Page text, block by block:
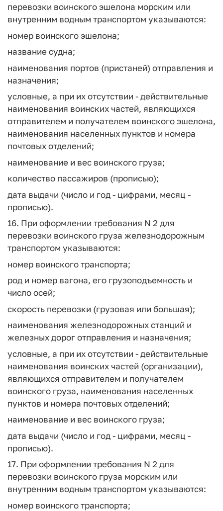
перевозки воинского эшелона морским или
внутренним водным транспортом указываются:
номер воинского эшелона;
название судна;
наименования портов (пристаней) отправления и
назначения;
условные, а при их отсутствии - действительные
наименования воинских частей, являющихся
отправителем и получателем воинского эшелона,
наименования населенных пунктов и номера
почтовых отделений;
наименование и вес воинского груза;
количество пассажиров (прописью);
дата выдачи (число и год - цифрами, месяц -
прописью).
16. При оформлении требования N 2 для
перевозки воинского груза железнодорожным
транспортом указываются:
номер воинского транспорта;
род и номер вагона, его грузоподъемность и
число осей;
скорость перевозки (грузовая или большая);
наименования железнодорожных станций и
железных дорог отправления и назначения;
условные, а при их отсутствии - действительные
наименования воинских частей (организации),
являющихся отправителем и получателем
воинского груза, наименования населенных
пунктов и номера почтовых отделений;
наименование и вес воинского груза;
дата выдачи (число и год - цифрами, месяц -
прописью).
17. При оформлении требования N 2 для
перевозки воинского груза морским или
внутренним водным транспортом указываются:
номер воинского транспорта;